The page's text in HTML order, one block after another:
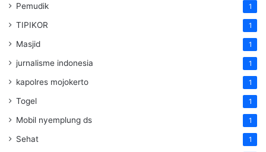
Pemudik 1
TIPIKOR 1
Masjid 1
jurnalisme indonesia 1
kapolres mojokerto 1
Togel 1
Mobil nyemplung ds 1
Sehat 1